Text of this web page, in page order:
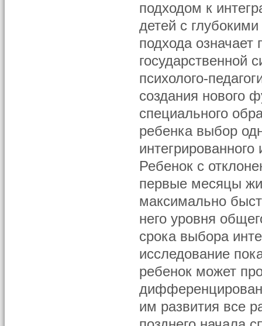
подходом к
детей с
подхода означает
государственной
психолого-
создания нового
специального
ребенка выбор
Ребенок с
первые месяцы
максимально
него уровня
срока выбора
исследование
ребенок может
им развития все